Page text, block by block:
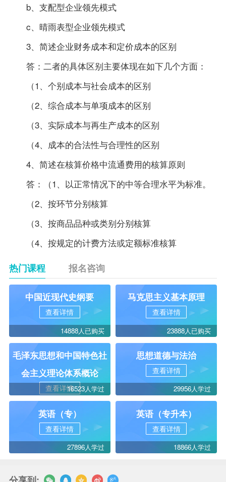
b、支配型企业领先模式
c、晴雨表型企业领先模式
3、简述企业财务成本和定价成本的区别
答：二者的具体区别主要体现在如下几个方面：
（1、个别成本与社会成本的区别
（2、综合成本与单项成本的区别
（3、实际成本与再生产成本的区别
（4、成本的合法性与合理性的区别
4、简述在核算价格中流通费用的核算原则
答：（1、以正常情况下的中等合理水平为标准。
（2、按环节分别核算
（3、按商品品种或类别分别核算
（4、按规定的计费方法或定额标准核算
热门课程 报名咨询
中国近现代史纲要
查看详情
14888人已购买
马克思主义基本原理
查看详情
23888人已购买
毛泽东思想和中国特色社
会主义理论体系概论
查看详情16523人学过
思想道德与法治
查看详情
29956人学过
英语（专）
查看详情
27896人学过
英语（专升本）
查看详情
18866人学过